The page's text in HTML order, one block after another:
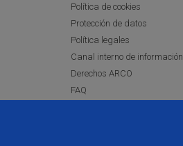
Política de cookies
Protección de datos
Política legales
Canal interno de información
Derechos ARCO
FAQ